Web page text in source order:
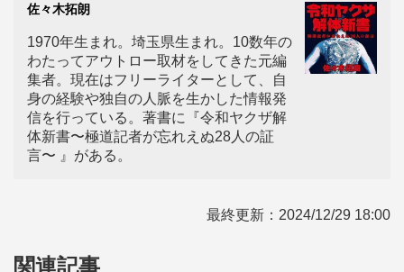
佐々木拓朗
1970年生まれ。埼玉県生まれ。10数年の
わたってアウトロー取材をしてきた元編
集者。現在はフリーライターとして、自
身の経験や独自の人脈を生かした情報発
信を行っている。著書に『令和ヤクザ解
体新書〜極道記者が忘れえぬ28人の証
言〜 』がある。
最終更新： 2024/12/29 18:00
関連記事